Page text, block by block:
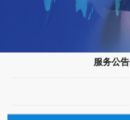
服务公告